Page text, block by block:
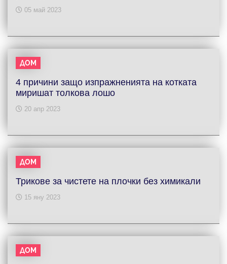
05 май 2023
ДОМ
4 причини защо изпражненията на котката
миришат толкова лошо
20 апр 2023
ДОМ
Трикове за чистете на плочки без химикали
15 яну 2023
ДОМ